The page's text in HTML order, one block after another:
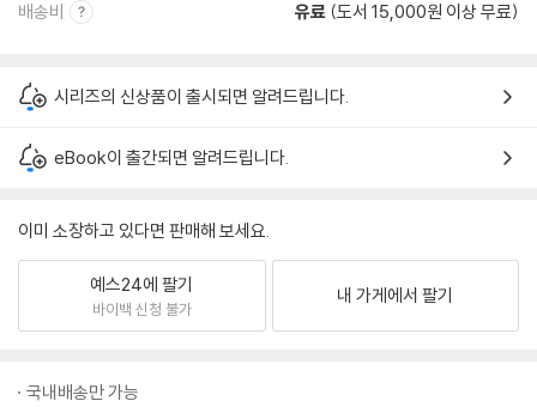
배송비 유료 (도서 15,000원 이상 무료)
시리즈의 신상품이 출시되면 알려드립니다.
eBook이 출간되면 알려드립니다.
이미 소장하고 있다면 판매해 보세요.
예스24에 팔기
바이백 신청 불가
내 가게에서 팔기
국내배송만 가능